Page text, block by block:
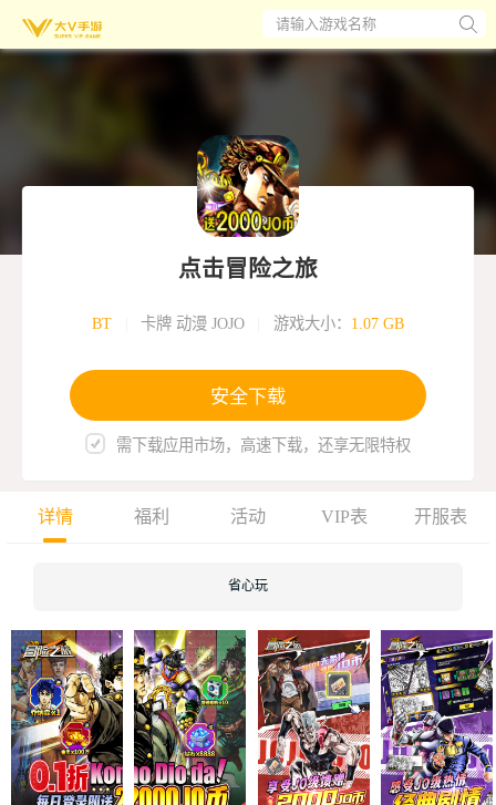
请输入游戏名称
点击冒险之旅
BT 卡牌 动漫 JOJO 游戏大小： 1.07 GB
安全下载
需下载应用市场，高速下载，还享无限特权
详情 福利 活动 VIP表 开服表
省心玩